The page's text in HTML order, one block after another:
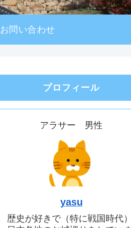
お問い合わせ
プロフィール
アラサー 男性
yasu
歴史が好きで（特に戦国時代）